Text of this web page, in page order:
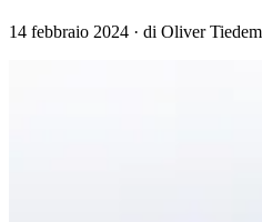
14 febbraio 2024 · di Oliver